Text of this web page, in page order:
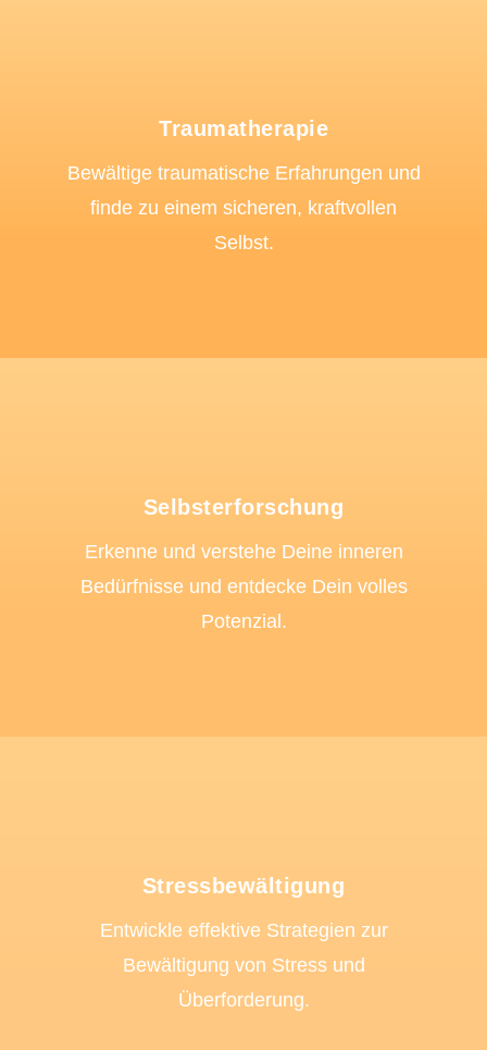
Traumatherapie
Bewältige traumatische Erfahrungen und
finde zu einem sicheren, kraftvollen
Selbst.
Selbsterforschung
Erkenne und verstehe Deine inneren
Bedürfnisse und entdecke Dein volles
Potenzial.
Stressbewältigung
Entwickle effektive Strategien zur
Bewältigung von Stress und
Überforderung.